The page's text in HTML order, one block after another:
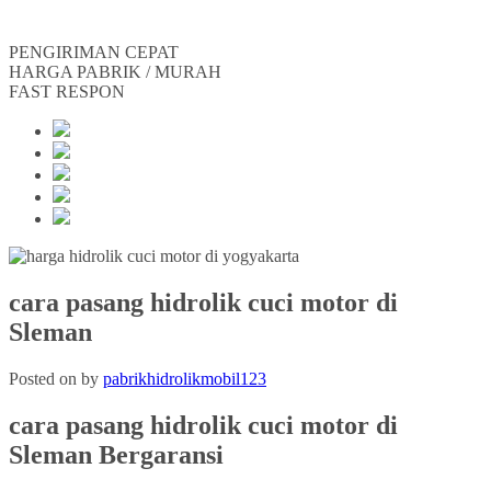
PENGIRIMAN CEPAT
HARGA PABRIK / MURAH
FAST RESPON
cara pasang hidrolik cuci motor di
Sleman
Posted on by pabrikhidrolikmobil123
cara pasang hidrolik cuci motor di
Sleman Bergaransi